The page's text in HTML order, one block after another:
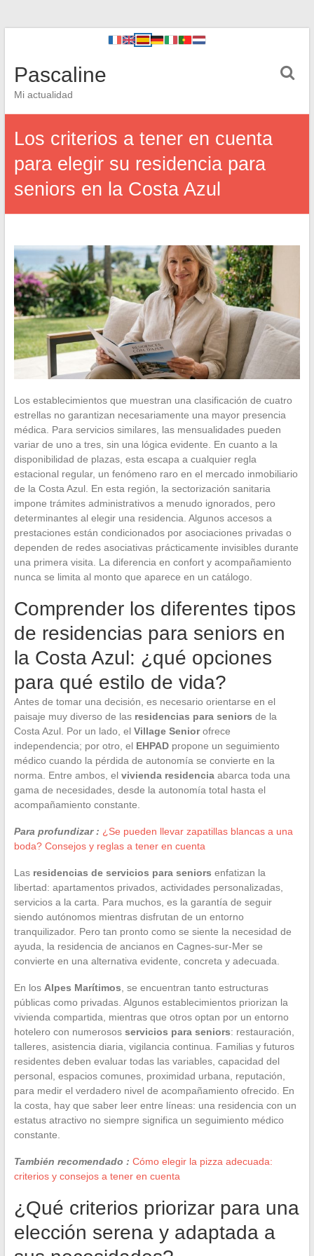
Pascaline
Mi actualidad
Los criterios a tener en cuenta
para elegir su residencia para
seniors en la Costa Azul
Los establecimientos que muestran una clasificación de cuatro
estrellas no garantizan necesariamente una mayor presencia
médica. Para servicios similares, las mensualidades pueden
variar de uno a tres, sin una lógica evidente. En cuanto a la
disponibilidad de plazas, esta escapa a cualquier regla
estacional regular, un fenómeno raro en el mercado inmobiliario
de la Costa Azul. En esta región, la sectorización sanitaria
impone trámites administrativos a menudo ignorados, pero
determinantes al elegir una residencia. Algunos accesos a
prestaciones están condicionados por asociaciones privadas o
dependen de redes asociativas prácticamente invisibles durante
una primera visita. La diferencia en confort y acompañamiento
nunca se limita al monto que aparece en un catálogo.
Comprender los diferentes tipos
de residencias para seniors en
la Costa Azul: ¿qué opciones
para qué estilo de vida?
Antes de tomar una decisión, es necesario orientarse en el
paisaje muy diverso de las residencias para seniors de la
Costa Azul. Por un lado, el Village Seniorofrece
independencia; por otro, el EHPADpropone un seguimiento
médico cuando la pérdida de autonomía se convierte en la
norma. Entre ambos, el vivienda residenciaabarca toda una
gama de necesidades, desde la autonomía total hasta el
acompañamiento constante.
Para profundizar : ¿Se pueden llevar zapatillas blancas a una
boda? Consejos y reglas a tener en cuenta
Las residencias de servicios para seniors enfatizan la
libertad: apartamentos privados, actividades personalizadas,
servicios a la carta. Para muchos, es la garantía de seguir
siendo autónomos mientras disfrutan de un entorno
tranquilizador. Pero tan pronto como se siente la necesidad de
ayuda, la residencia de ancianos en Cagnes-sur-Mer se
convierte en una alternativa evidente, concreta y adecuada.
En los Alpes Marítimos , se encuentran tanto estructuras
públicas como privadas. Algunos establecimientos priorizan la
vivienda compartida, mientras que otros optan por un entorno
hotelero con numerosos servicios para seniors: restauración,
talleres, asistencia diaria, vigilancia continua. Familias y futuros
residentes deben evaluar todas las variables, capacidad del
personal, espacios comunes, proximidad urbana, reputación,
para medir el verdadero nivel de acompañamiento ofrecido. En
la costa, hay que saber leer entre líneas: una residencia con un
estatus atractivo no siempre significa un seguimiento médico
constante.
También recomendado : Cómo elegir la pizza adecuada:
criterios y consejos a tener en cuenta
¿Qué criterios priorizar para una
elección serena y adaptada a